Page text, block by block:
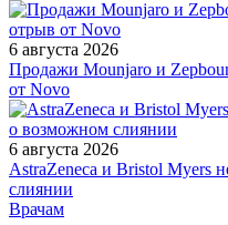
6 августа 2026
Продажи Mounjaro и
от Novo
6 августа 2026
AstraZeneca и Bristol Myers
слиянии
/pharmacy/farmatsevt-prodal-
Врачам